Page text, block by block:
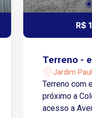
R$
Terreno -
Jardim
Terreno com
próximo a
acesso a